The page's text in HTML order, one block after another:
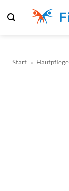
Inhalt
springen
Start »